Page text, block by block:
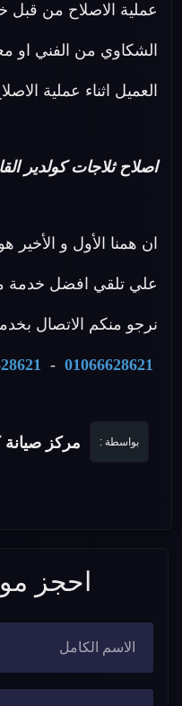
عملية الاصلاح من قبل
الشكاوي من الفني
العميل اثناء عملية
اصلاح ثلاجات كولدير
ان همنا الأول و
علي تلقي افضل خدمة
نرجو منكم الاتصال
01066628621
-
بواسطة : مركز صيانة
احجز